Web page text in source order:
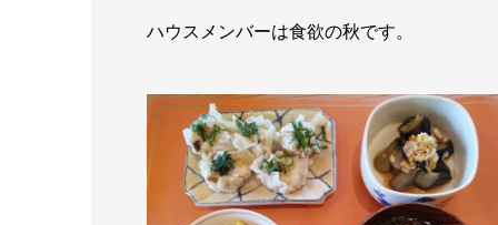
ハウスメンバーは食欲の秋です。